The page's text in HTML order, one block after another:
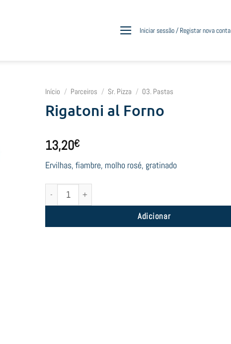
Iniciar sessão / Registar nova conta
Início / Parceiros / Sr. Pizza / 03. Pastas
Rigatoni al Forno
13,20€
Ervilhas, fiambre, molho rosé, gratinado
Quantidade de Rigatoni al Forno
Adicionar